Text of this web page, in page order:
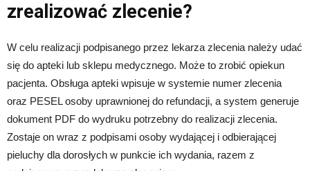
zrealizować zlecenie?
W celu realizacji podpisanego przez lekarza zlecenia należy udać
się do apteki lub sklepu medycznego. Może to zrobić opiekun
pacjenta. Obsługa apteki wpisuje w systemie numer zlecenia
oraz PESEL osoby uprawnionej do refundacji, a system generuje
dokument PDF do wydruku potrzebny do realizacji zlecenia.
Zostaje on wraz z podpisami osoby wydającej i odbierającej
pieluchy dla dorosłych w punkcie ich wydania, razem z